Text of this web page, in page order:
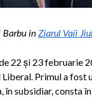
Barbu in Ziarul Vaii
22 şi 23 februarie
Liberal. Primul a fost
în subsidiar, consta